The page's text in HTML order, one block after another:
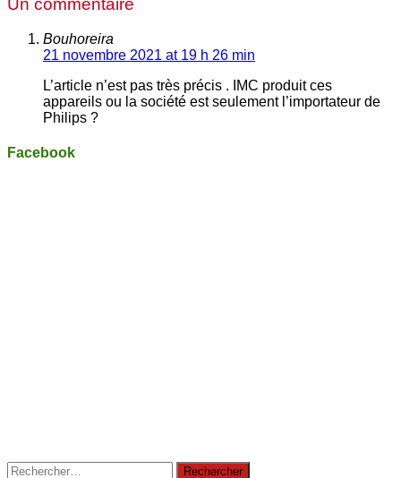
Un commentaire
Bouhoreira
21 novembre 2021 at 19 h 26 min
L’article n’est pas très précis . IMC produit ces
appareils ou la société est seulement l’importateur de
Philips ?
Facebook
Rechercher :